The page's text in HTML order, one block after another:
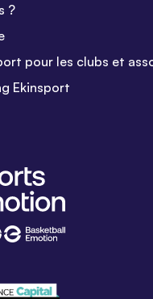
?
pour les clubs et
Ekinsport